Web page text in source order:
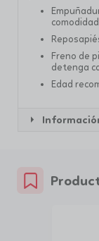
Freno de
detenga
Edad